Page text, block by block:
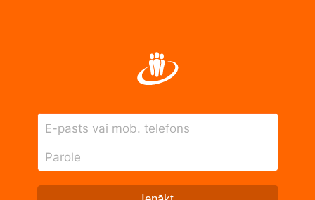
E-pasts vai mob. telefons
Parole